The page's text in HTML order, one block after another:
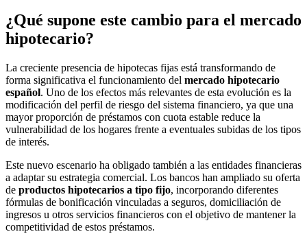
¿Qué supone este cambio para el mercado
hipotecario?
La creciente presencia de hipotecas fijas está transformando de
forma significativa el funcionamiento del mercado hipotecario
español. Uno de los efectos más relevantes de esta evolución es la
modificación del perfil de riesgo del sistema financiero, ya que una
mayor proporción de préstamos con cuota estable reduce la
vulnerabilidad de los hogares frente a eventuales subidas de los tipos
de interés.
Este nuevo escenario ha obligado también a las entidades financieras
a adaptar su estrategia comercial. Los bancos han ampliado su oferta
de productos hipotecarios a tipo fijo, incorporando diferentes
fórmulas de bonificación vinculadas a seguros, domiciliación de
ingresos u otros servicios financieros con el objetivo de mantener la
competitividad de estos préstamos.